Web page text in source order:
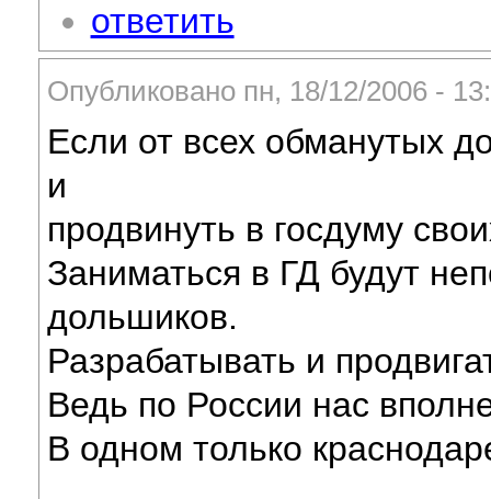
ответить
Опубликовано пн, 18/12/2006 -
Если от всех обманутых
и
продвинуть в госдуму
Заниматься в ГД будут
дольшиков.
Разрабатывать и
Ведь по России нас
В одном только